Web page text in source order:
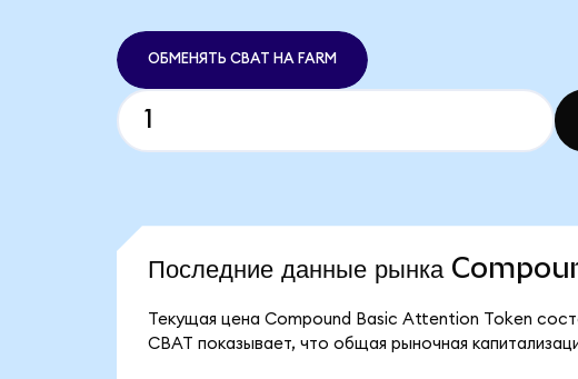
ОБМЕНЯТЬ CBAT НА FARM
Последние данные рынка
Текущая цена Compound Basic Attention Token
CBAT показывает, что общая рыночная